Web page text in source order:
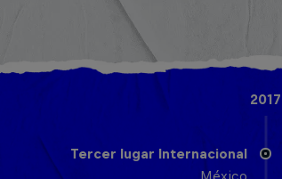
2017
Tercer lugar Internacional
México